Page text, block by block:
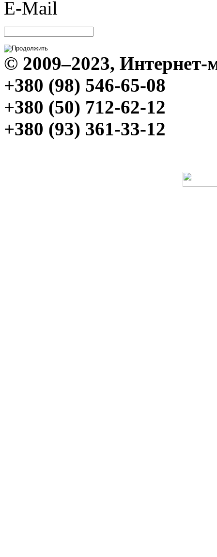
E-Mail
© 2009–2023,
+380 (98) 546-65-08
+380 (50) 712-62-12
+380 (93) 361-33-12